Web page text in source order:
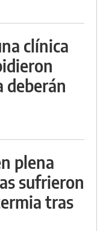
clínica
deberán
plena
sufrieron
tras